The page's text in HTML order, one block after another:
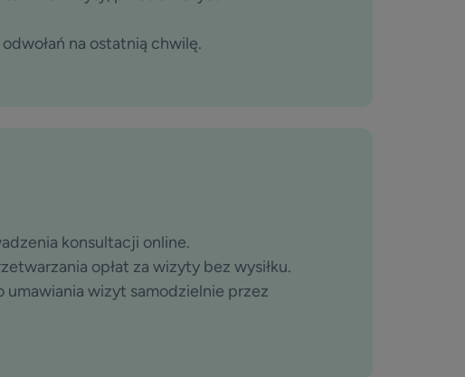
na ostatnią chwilę.
konsultacji online.
opłat za wizyty bez wysiłku.
wizyt samodzielnie przez